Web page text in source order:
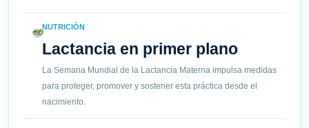
NUTRICIÓN
Lactancia en primer plano
La Semana Mundial de la Lactancia Materna impulsa medidas
para proteger, promover y sostener esta práctica desde el
nacimiento.